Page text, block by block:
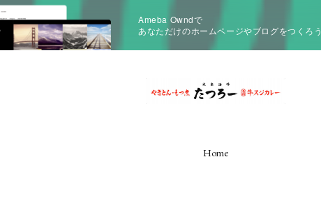
Ameba Owndで
あなただけのホームページやブログをつくろう
Home